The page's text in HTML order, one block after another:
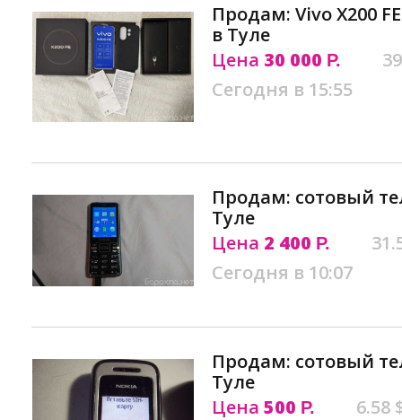
Продам: Vivo X200
в Туле
Цена 30 000 Р.
Сегодня в 15:55
Продам: сотовый
Туле
Цена 2 400 Р.
Сегодня в 10:07
Продам: сотовый
Туле
Цена 500 Р.
6.58